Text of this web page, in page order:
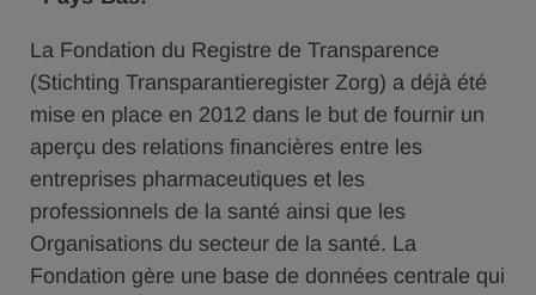
La Fondation du Registre de Transparence
(Stichting Transparantieregister Zorg) a déjà été
mise en place en 2012 dans le but de fournir un
aperçu des relations financières entre les
entreprises pharmaceutiques et les
professionnels de la santé ainsi que les
Organisations du secteur de la santé. La
Fondation gère une base de données centrale qui